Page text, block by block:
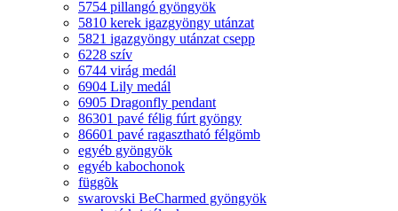
5754 pillangó gyöngyök
5810 kerek igazgyöngy utánzat
5821 igazgyöngy utánzat csepp
6228 szív
6744 virág medál
6904 Lily medál
6905 Dragonfly pendant
86301 pavé félig fúrt gyöngy
86601 pavé ragasztható félgömb
egyéb gyöngyök
egyéb kabochonok
függõk
swarovski BeCharmed gyöngyök